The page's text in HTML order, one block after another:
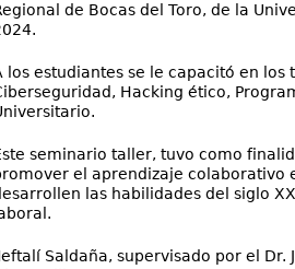
de Bocas del Toro, de la
los estudiantes se le capacitó en
Hacking ético,
seminario taller, tuvo como
el aprendizaje colaborativo
las habilidades del siglo
Saldaña, supervisado por el